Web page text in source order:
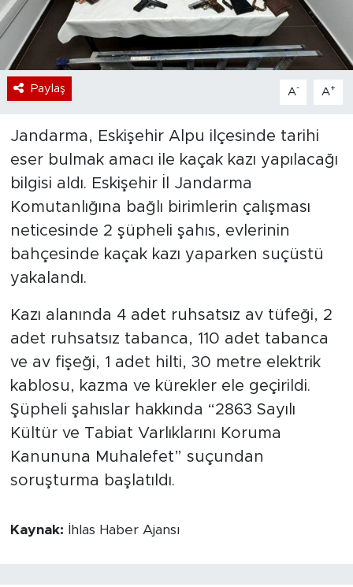
Paylaş A- A+
Jandarma, Eskişehir Alpu ilçesinde tarihi
eser bulmak amacı ile kaçak kazı yapılacağı
bilgisi aldı. Eskişehir İl Jandarma
Komutanlığına bağlı birimlerin çalışması
neticesinde 2 şüpheli şahıs, evlerinin
bahçesinde kaçak kazı yaparken suçüstü
yakalandı.
Kazı alanında 4 adet ruhsatsız av tüfeği, 2
adet ruhsatsız tabanca, 110 adet tabanca
ve av fişeği, 1 adet hilti, 30 metre elektrik
kablosu, kazma ve kürekler ele geçirildi.
Şüpheli şahıslar hakkında “2863 Sayılı
Kültür ve Tabiat Varlıklarını Koruma
Kanununa Muhalefet” suçundan
soruşturma başlatıldı.
Kaynak: İhlas Haber Ajansı
Sektör